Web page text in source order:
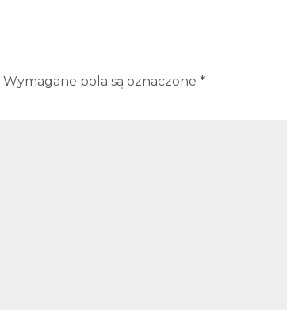
Wymagane pola są oznaczone *